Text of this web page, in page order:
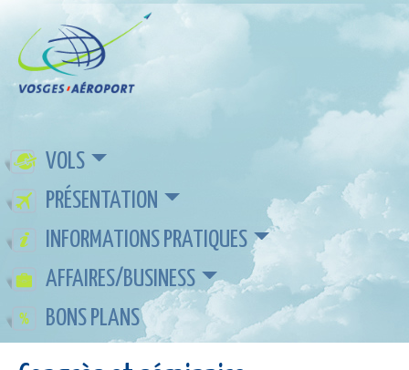
VOLS
PRÉSENTATION
INFORMATIONS PRATIQUES
AFFAIRES/BUSINESS
BONS PLANS